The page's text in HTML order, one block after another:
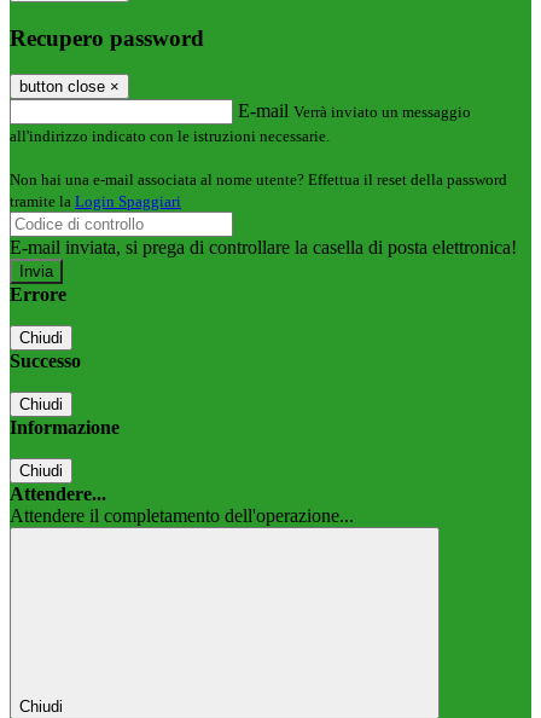
Recupero password
button close ×
E-mail Verrà inviato un messaggio
all'indirizzo indicato con le istruzioni necessarie.
Non hai una e-mail associata al nome utente? Effettua il reset della password
tramite la Login Spaggiari
E-mail inviata, si prega di controllare la casella di posta elettronica!
Errore
Chiudi
Successo
Chiudi
Informazione
Chiudi
Attendere...
Attendere il completamento dell'operazione...
Chiudi